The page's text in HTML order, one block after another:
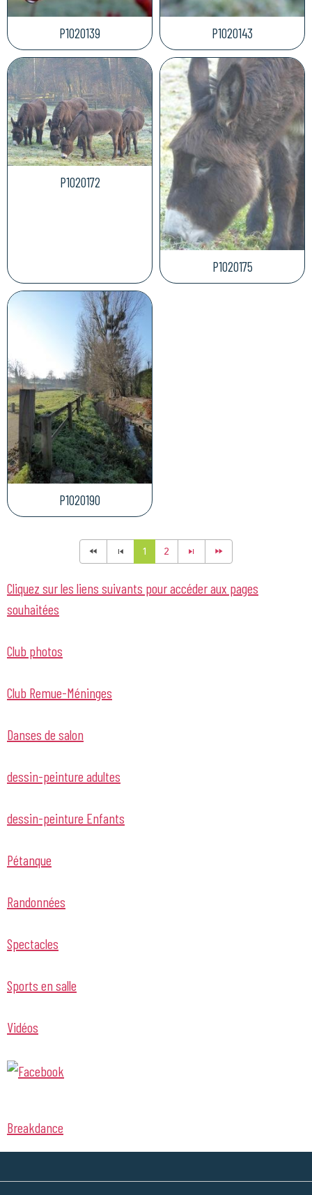
P1020139 P1020143
P1020172
P1020175
P1020190
1 2
Cliquez sur les liens suivants pour accéder aux pages
souhaitées
Club photos
Club Remue-Méninges
Danses de salon
dessin-peinture adultes
dessin-peinture Enfants
Pétanque
Randonnées
Spectacles
Sports en salle
Vidéos
Breakdance